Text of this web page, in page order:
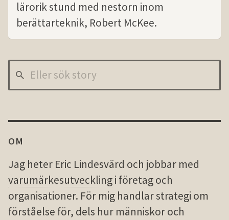
lärorik stund med nestorn inom
berättarteknik, Robert McKee.
OM
Jag heter Eric Lindesvärd och jobbar med
varumärkesutvecklingi företag och
organisationer. För mig handlar strategi om
förståelse för, dels hur människor och